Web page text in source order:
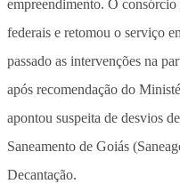
empreendimento. O
federais e retomou o serviço
passado as intervenções na
após recomendação do
apontou suspeita de desvios
Saneamento de Goiás
Decantação.